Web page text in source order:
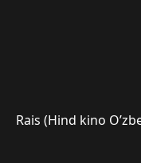
Rais (Hind kino